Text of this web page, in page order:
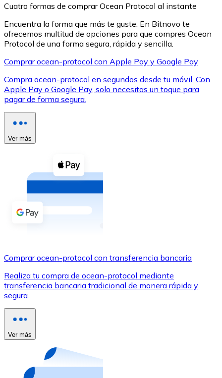
XRP
XRP
Ver todo
Compra criptomonedas con efectivo en tu tienda más
Comprar con efectivo
Transferencia SEPA
Utiliza tarjetas Visa y Mastercard para comprar
Comprar con tarjeta
Tienda - Tarjetas regalo
Nuevo
Compra tarjetas regalo de tus marcas favoritas con
Ir a la tienda de tarjetas regalo
Cuatro formas de comprar Ocean Protocol al instante
Encuentra la forma que más te guste. En Bitnovo te
ofrecemos multitud de opciones para que compres Ocean
Protocol de una forma segura, rápida y sencilla.
Comprar ocean-protocol con Apple Pay y Google Pay
Compra ocean-protocol en segundos desde tu móvil. Con
Apple Pay o Google Pay, solo necesitas un toque para
pagar de forma segura.
Ver más
Comprar ocean-protocol con transferencia bancaria
Realiza tu compra de ocean-protocol mediante
transferencia bancaria tradicional de manera rápida y
segura.
Ver más